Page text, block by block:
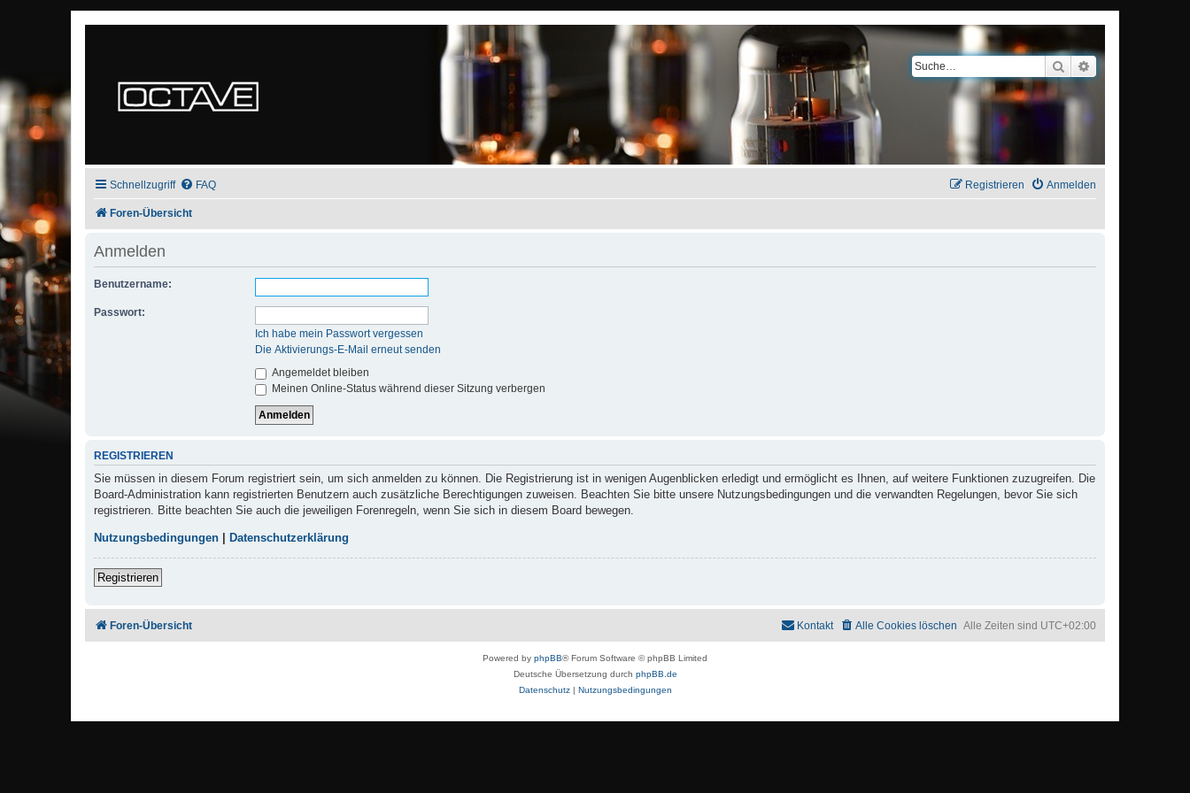
Suche
Schnellzugriff FAQ Anmelden
Registrieren
Foren-Übersicht
Anmelden
Benutzername:
Passwort:
Ich habe mein Passwort vergessen
Die Aktivierungs-E-Mail erneut senden
Angemeldet bleiben
Meinen Online-Status während dieser Sitzung verbergen
REGISTRIEREN
Sie müssen in diesem Forum registriert sein, um sich anmelden zu können. Die Registrierung ist in wenigen Augenblicken erledigt und ermöglicht es Ihnen, auf weitere Funktionen zuzugreifen. Die
Board-Administration kann registrierten Benutzern auch zusätzliche Berechtigungen zuweisen. Beachten Sie bitte unsere Nutzungsbedingungen und die verwandten Regelungen, bevor Sie sich
registrieren. Bitte beachten Sie auch die jeweiligen Forenregeln, wenn Sie sich in diesem Board bewegen.
Nutzungsbedingungen Datenschutzerklärung
Registrieren
Foren-Übersicht Alle Zeiten sind UTC+02:00
Alle Cookies löschen
Kontakt
Powered by phpBB® Forum Software © phpBB Limited
Deutsche Übersetzung durch phpBB.de
Datenschutz| Nutzungsbedingungen